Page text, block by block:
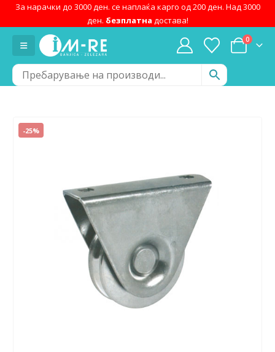
За нарачки до 3000 ден. се наплаќа карго од 200 ден. Над 3000
ден. безплатна достава!
0
-25%